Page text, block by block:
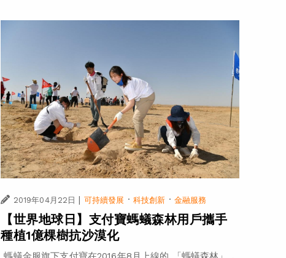
2019年04月22日 可持續發展 · 科技創新 ·金融服務
【世界地球日】支付寶螞蟻森林用戶攜手
種植1億棵樹抗沙漠化